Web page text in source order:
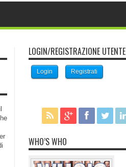
LOGIN/REGISTRAZIONE UTENTE
Login Registrati
WHO’S WHO